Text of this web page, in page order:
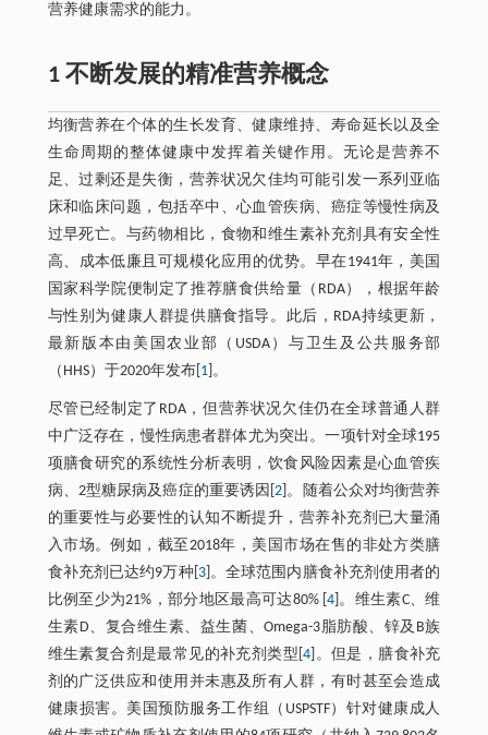
营养健康需求的能力。
1 不断发展的精准营养概念
均衡营养在个体的生长发育、健康维持、寿命延长以及全
生命周期的整体健康中发挥着关键作用。无论是营养不
足、过剩还是失衡，营养状况欠佳均可能引发一系列亚临
床和临床问题，包括卒中、心血管疾病、癌症等慢性病及
过早死亡。与药物相比，食物和维生素补充剂具有安全性
高、成本低廉且可规模化应用的优势。早在1941年，美国
国家科学院便制定了推荐膳食供给量（RDA），根据年龄
与性别为健康人群提供膳食指导。此后，RDA持续更新，
最新版本由美国农业部（USDA）与卫生及公共服务部
（HHS）于2020年发布[ 1]。
尽管已经制定了RDA，但营养状况欠佳仍在全球普通人群
中广泛存在，慢性病患者群体尤为突出。一项针对全球195
项膳食研究的系统性分析表明，饮食风险因素是心血管疾
病、2型糖尿病及癌症的重要诱因[2 ]。随着公众对均衡营养
的重要性与必要性的认知不断提升，营养补充剂已大量涌
入市场。例如，截至2018年，美国市场在售的非处方类膳
食补充剂已达约9万种[ 3]。全球范围内膳食补充剂使用者的
比例至少为21%，部分地区最高可达80% [4 ]。维生素C、维
生素D、复合维生素、益生菌、Omega-3脂肪酸、锌及B族
维生素复合剂是最常见的补充剂类型[4 ]。但是，膳食补充
剂的广泛供应和使用并未惠及所有人群，有时甚至会造成
健康损害。美国预防服务工作组（USPSTF）针对健康成人